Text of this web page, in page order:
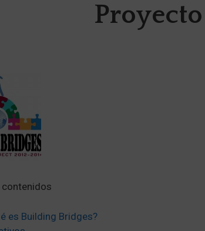
es Building Bridges?